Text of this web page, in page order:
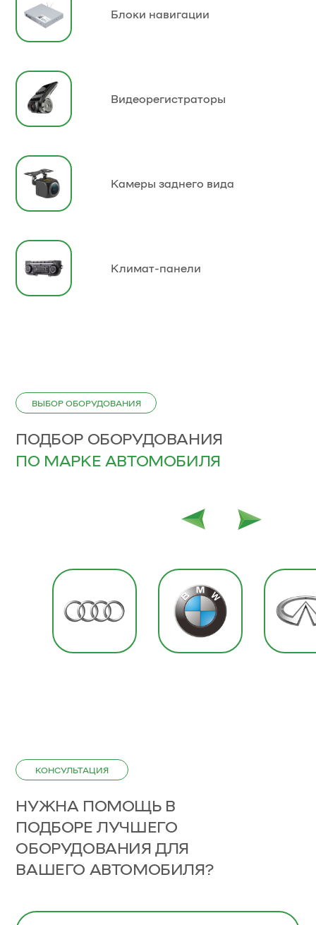
Видеорегистраторы
Камеры заднего вида
Блоки навигации
Климат-панели
ПОДБОР ОБОРУДОВАНИЯ
ВЫБОР ОБОРУДОВАНИЯ
ПО МАРКЕ АВТОМОБИЛЯ
НУЖНА ПОМОЩЬ В
ПОДБОРЕ ЛУЧШЕГО
ОБОРУДОВАНИЯ ДЛЯ
ВАШЕГО АВТОМОБИЛЯ?
КОНСУЛЬТАЦИЯ